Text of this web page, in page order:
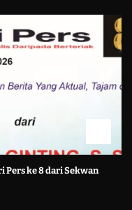
Pers ke 8 dari Sekwan